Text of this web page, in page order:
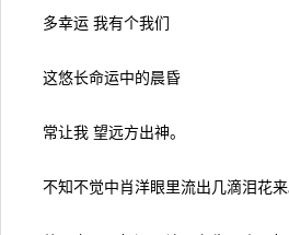
多幸运 我有个我们
这悠长命运中的晨昏
常让我 望远方出神。
不知不觉中肖洋眼里流出几滴泪花来